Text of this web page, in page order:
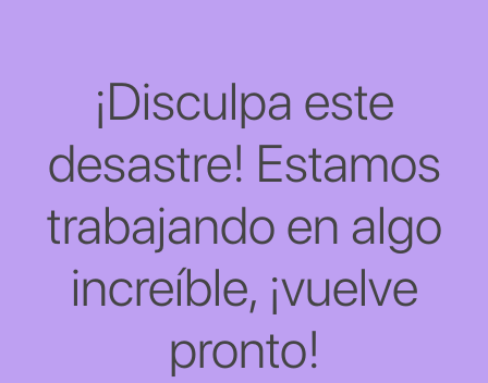
¡Disculpa este
desastre! Estamos
trabajando en algo
increíble, ¡vuelve
pronto!